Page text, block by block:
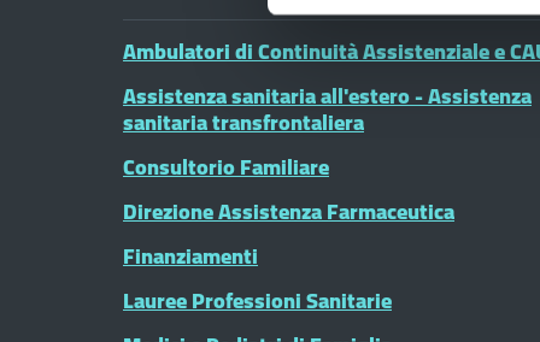
Ambulatori di Continuità Assistenziale e
Assistenza sanitaria all'estero - Assistenza
sanitaria transfrontaliera
Consultorio Familiare
Direzione Assistenza Farmaceutica
Finanziamenti
Lauree Professioni Sanitarie